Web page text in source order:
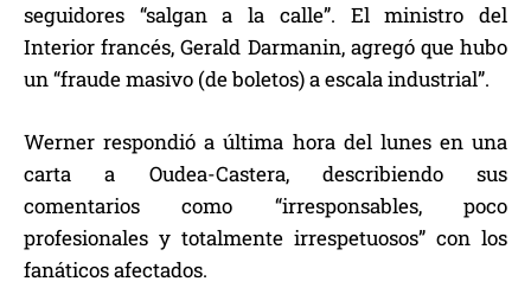
seguidores “salgan a la calle”. El ministro del
Interior francés, Gerald Darmanin, agregó que hubo
un “fraude masivo (de boletos) a escala industrial”.
Werner respondió a última hora del lunes en una
carta a Oudea-Castera, describiendo sus
comentarios como “irresponsables, poco
profesionales y totalmente irrespetuosos” con los
fanáticos afectados.